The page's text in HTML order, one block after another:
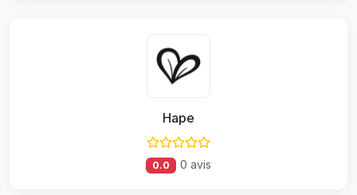
Hape
0.0 0 avis